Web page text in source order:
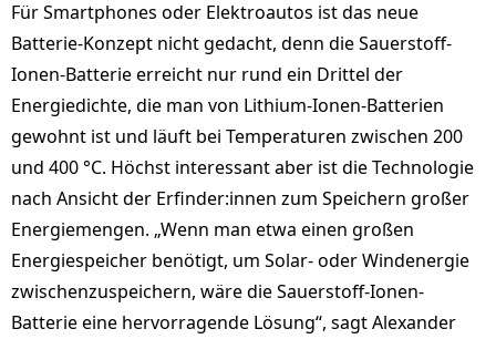
Für Smartphones oder Elektroautos ist das neue
Batterie-Konzept nicht gedacht, denn die Sauerstoff-
Ionen-Batterie erreicht nur rund ein Drittel der
Energiedichte, die man von Lithium-Ionen-Batterien
gewohnt ist und läuft bei Temperaturen zwischen 200
und 400 °C. Höchst interessant aber ist die Technologie
nach Ansicht der Erfinder:innen zum Speichern großer
Energiemengen. „Wenn man etwa einen großen
Energiespeicher benötigt, um Solar- oder Windenergie
zwischenzuspeichern, wäre die Sauerstoff-Ionen-
Batterie eine hervorragende Lösung“, sagt Alexander